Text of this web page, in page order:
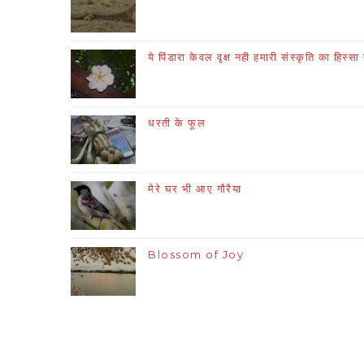
ये पिंडारा केवल वृक्ष नही हमारी संस्कृति का हिस्सा
धरती के फूल
मेरे घर भी आए गौरैया
Blossom of Joy